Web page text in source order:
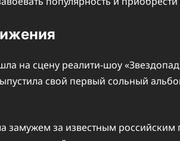
на сцену реалити-шоу
свой первый сольный
замужем за известным